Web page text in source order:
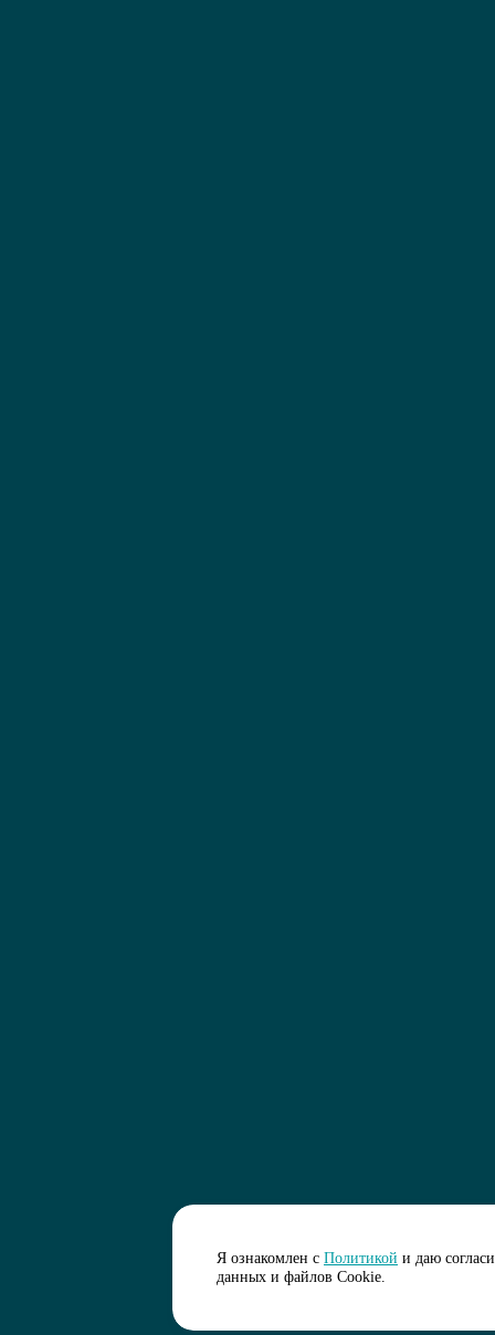
Я ознакомлен с Политикой и даю
данных и файлов Cookie.